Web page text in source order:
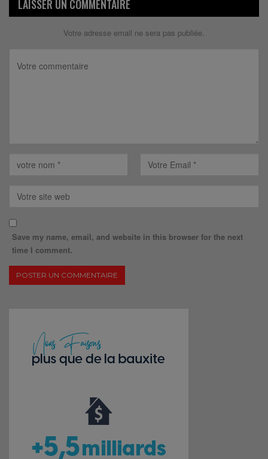
LAISSER UN COMMENTAIRE
Votre adresse email ne sera pas publiée.
Save my name, email, and website in this browser for the next
time I comment.